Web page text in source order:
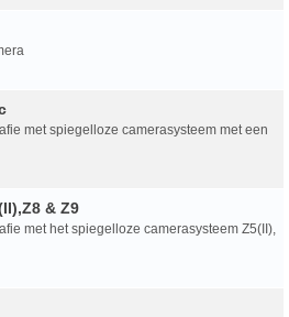
met spiegelloze camerasysteem met een
& Z9
met het spiegelloze camerasysteem Z5(II),